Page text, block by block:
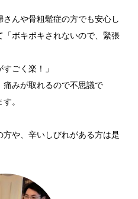
んや骨粗鬆症の方でも安心し
ボキボキされないので、緊張
ごく楽！」
痛みが取れるので不思議で
。
や、辛いしびれがある方は是